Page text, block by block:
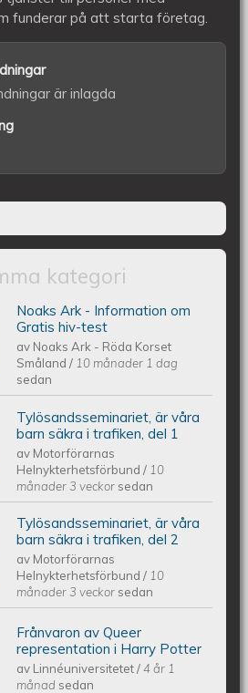
funderar på att starta företag.
är inlagda
kategori
på 6 språk
Noaks Ark - Information om
Gratis hiv-test
av Noaks Ark - Röda Korset
Småland/ 10 månader 1 dag
sedan
Studio. "Är våra
säkra i trafiken?"
Tylösandsseminariet, är våra
barn säkra i trafiken, del 1
av Motorförarnas
Helnykterhetsförbund/ 10
månader 3 veckor sedan
Studio. "Är våra
säkra i trafiken?"
Tylösandsseminariet, är våra
barn säkra i trafiken, del 2
av Motorförarnas
Helnykterhetsförbund/ 10
månader 3 veckor sedan
Queer representation i
Frånvaron av Queer
representation i Harry Potter
av Linnéuniversitetet/4 år 1
månad sedan